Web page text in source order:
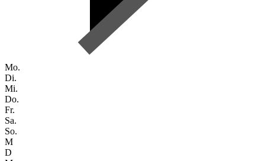
Mo.
Di.
Mi.
Do.
Fr.
Sa.
So.
M
D